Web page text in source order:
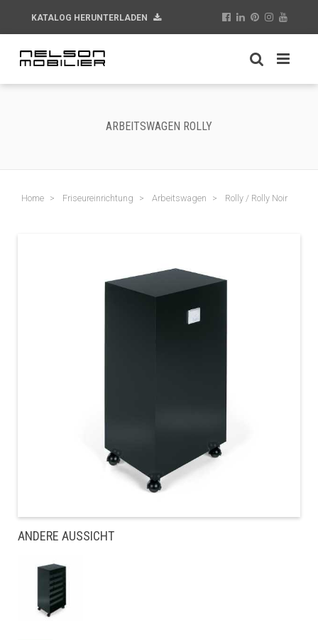
KATALOG HERUNTERLADEN
ARBEITSWAGEN ROLLY
Home Friseureinrichtung Arbeitswagen Rolly / Rolly Noir
ANDERE AUSSICHT